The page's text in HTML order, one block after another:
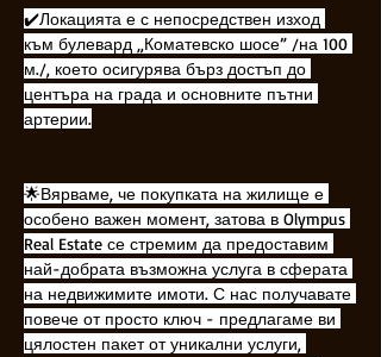
✔️Локацията е с непосредствен изход
към булевард „Коматевско шосе” /на 100
м./, което осигурява бърз достъп до
центъра на града и основните пътни
артерии.
🌟Вярваме, че покупката на жилище е
особено важен момент, затова в Olympus
Real Estate се стремим да предоставим
най-добрата възможна услуга в сферата
на недвижимите имоти. С нас получавате
повече от просто ключ - предлагаме ви
цялостен пакет от уникални услуги,